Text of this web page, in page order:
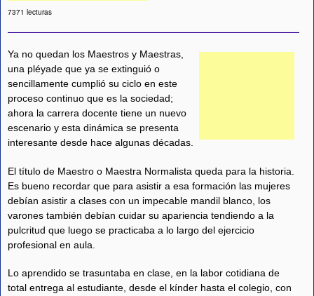
7371 lecturas
Ya no quedan los Maestros y Maestras,
una pléyade que ya se extinguió o
sencillamente cumplió su ciclo en este
proceso continuo que es la sociedad;
ahora la carrera docente tiene un nuevo
escenario y esta dinámica se presenta
interesante desde hace algunas décadas.
El título de Maestro o Maestra Normalista queda para la historia.
Es bueno recordar que para asistir a esa formación las mujeres
debían asistir a clases con un impecable mandil blanco, los
varones también debían cuidar su apariencia tendiendo a la
pulcritud que luego se practicaba a lo largo del ejercicio
profesional en aula.
Lo aprendido se trasuntaba en clase, en la labor cotidiana de
total entrega al estudiante, desde el kínder hasta el colegio, con